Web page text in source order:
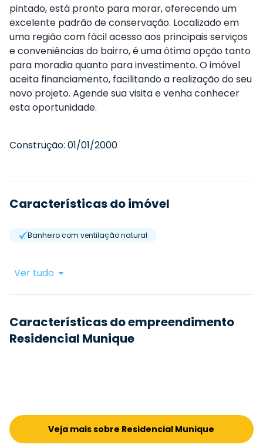
pintado, está pronto para morar, oferecendo um
excelente padrão de conservação. Localizado em
uma região com fácil acesso aos principais serviços
e conveniências do bairro, é uma ótima opção tanto
para moradia quanto para investimento. O imóvel
aceita financiamento, facilitando a realização do seu
novo projeto. Agende sua visita e venha conhecer
esta oportunidade.
Construção: 01/01/2000
Características do imóvel
Banheiro com ventilação natural
Ver tudo
Características do empreendimento
Residencial Munique
Veja mais sobre Residencial Munique